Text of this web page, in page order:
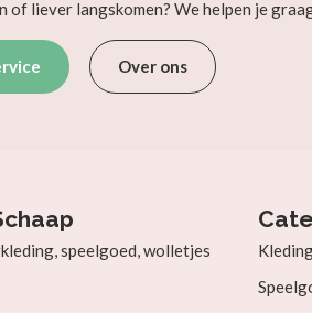
of liever langskomen? We helpen je
Over ons
speelgoed, wolletjes